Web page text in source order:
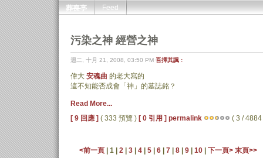
葬喪亭 Feed
污染之神 經營之神
週二, 十月 21, 2008, 03:50 PM 吾擇其諷 :
偉大 安魂曲 的老大寫的
這不知能否成會「神」的墓誌銘？
Read More...
[ 9 回應 ] ( 333 預覽 ) [ 0 引用 ] permalink ( 3 / 4884
<前一頁 | 1 | 2 3 4 5 6 7 8 9 10 下一頁> 末頁>>